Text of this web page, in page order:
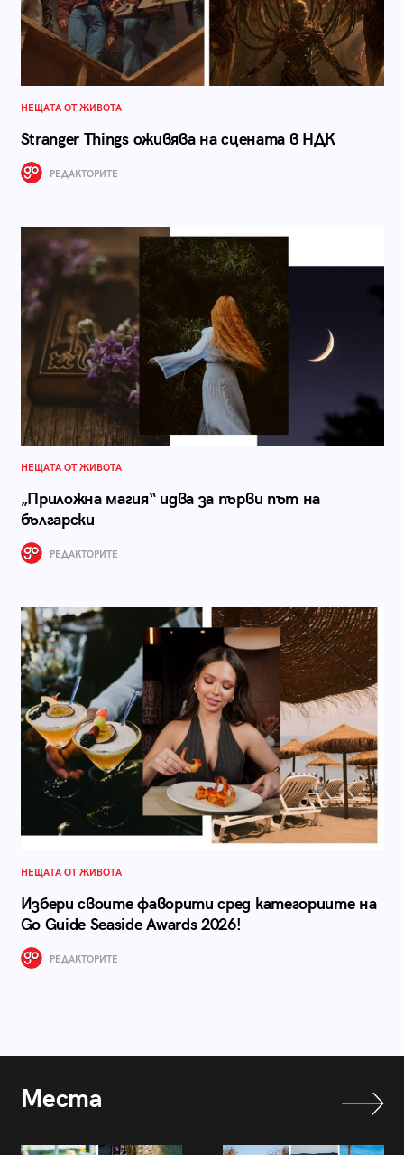
НЕЩАТА ОТ ЖИВОТА
Stranger Things оживява на сцената в НДК
РЕДАКТОРИТЕ
НЕЩАТА ОТ ЖИВОТА
„Приложна магия“ идва за първи път на
български
РЕДАКТОРИТЕ
НЕЩАТА ОТ ЖИВОТА
Избери своите фаворити сред категориите на
Go Guide Seaside Awards 2026!
РЕДАКТОРИТЕ
Места